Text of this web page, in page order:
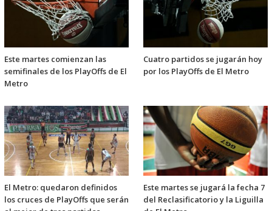
Este martes comienzan las
semifinales de los PlayOffs de El
Metro
Cuatro partidos se jugarán hoy
por los PlayOffs de El Metro
El Metro: quedaron definidos
los cruces de PlayOffs que serán
Este martes se jugará la fecha 7
del Reclasificatorio y la Liguilla